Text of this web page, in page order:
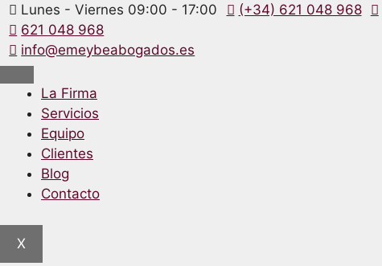
Lunes - Viernes 09:00 - 17:00 (+34) 621 048 968
621 048 968
info@emeybeabogados.es
La Firma
Servicios
Equipo
Clientes
Blog
Contacto
X